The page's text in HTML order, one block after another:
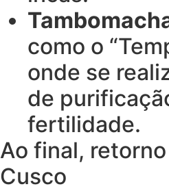
como o
onde se
de
fertilidade.
Ao final,
Cusco